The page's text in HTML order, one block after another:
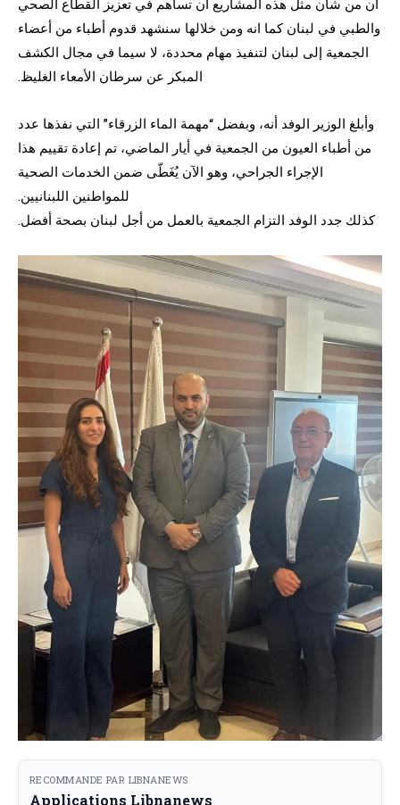
والطبي في لبنان كما انه ومن خلالها سنشهد قدوم أطباء من أعضاء
الجمعية إلى لبنان لتنفيذ مهام محددة، لا سيما في مجال الكشف
المبكر عن سرطان الأمعاء الغليظ.
وأبلغ الوزير الوفد أنه، وبفضل “مهمة الماء الزرقاء” التي نفذها عدد
من أطباء العيون من الجمعية في أيار الماضي، تم إعادة تقييم هذا
الإجراء الجراحي، وهو الآن يُغَطّى ضمن الخدمات الصحية
للمواطنين اللبنانيين.
كذلك جدد الوفد التزام الجمعية بالعمل من أجل لبنان بصحة أفضل.
RECOMMANDE PAR LIBNANEWS
Applications Libnanews